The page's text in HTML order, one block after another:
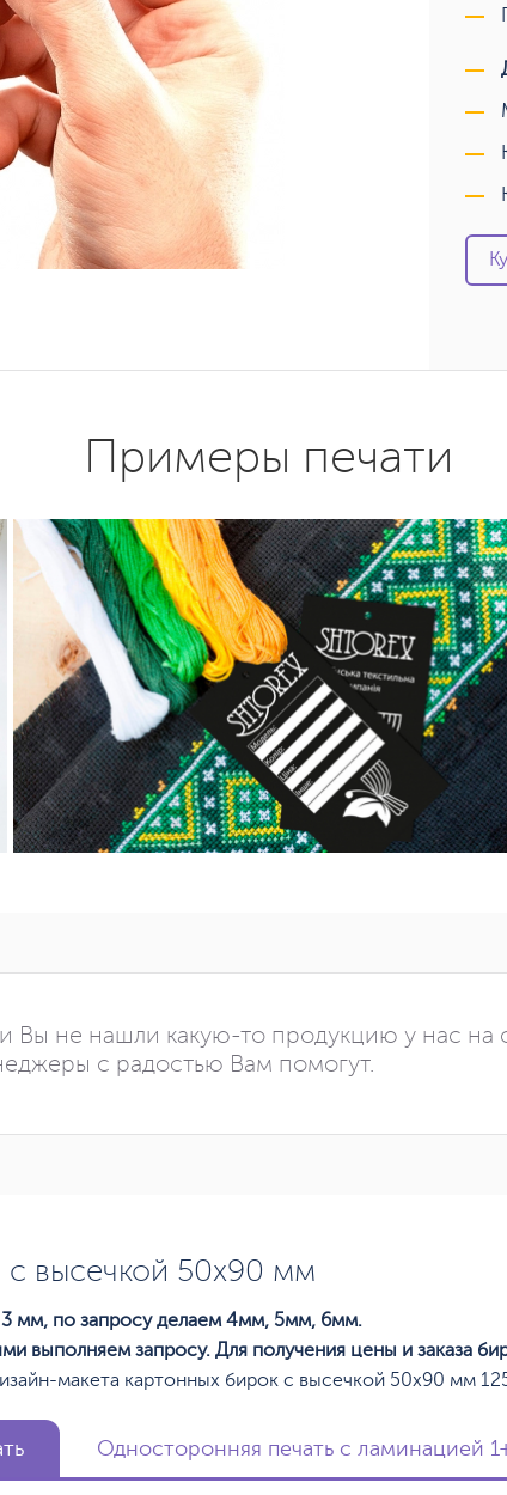
Примеры печати
Вы не нашли какую-то продукцию у нас
с радостью Вам помогут.
c высечкой 50х90 мм
мм, по запросу делаем 4мм, 5мм, 6мм.
выполняем запросу. Для получения цены и заказа
макета картонных бирок с высечкой 50х90 мм
Односторонняя печать с ламинацией